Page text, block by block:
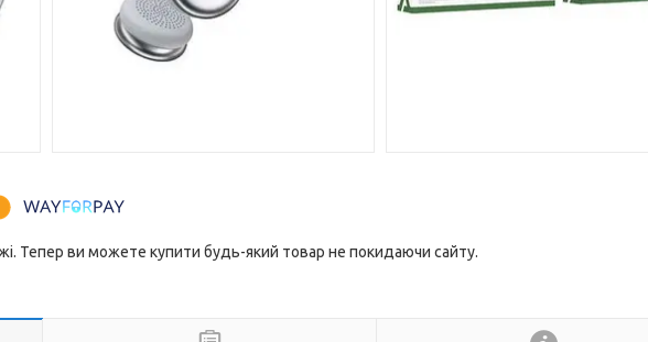
Тепер ви можете купити будь-який товар не покидаючи сайту.